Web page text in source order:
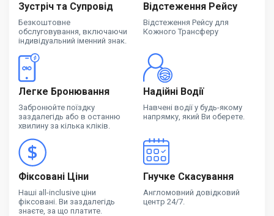
Зустріч та Супровід
Безкоштовне
обслуговування, включаючи
індивідуальний іменний знак.
Відстеження Рейсу
Відстеження Рейсу для
Кожного Трансферу
Легке Бронювання
Забронюйте поїздку
заздалегідь або в останню
хвилину за кілька кліків.
Надійні Водії
Навчені водії у будь-якому
напрямку, який Ви оберете.
Фіксовані Ціни
Наші all-inclusive ціни
фіксовані. Ви заздалегідь
знаєте, за що платите.
Гнучке Скасування
Англомовний довідковий
центр 24/7.